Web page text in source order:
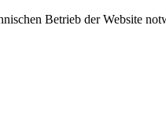
Betrieb der Website